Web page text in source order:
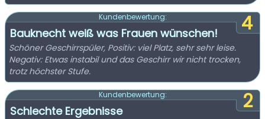
4
Kundenbewertung:
Bauknecht weiß was Frauen wünschen!
Schöner Geschirrspüler, Positiv: viel Platz, sehr sehr leise.
Negativ: Etwas instabil und das Geschirr wir nicht trocken,
trotz höchster Stufe.
2
Kundenbewertung:
Schlechte Ergebnisse